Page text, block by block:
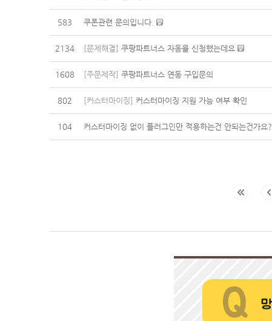
583 쿠폰관련 문의입니다.
2134 [문제해결] 쿠팡파트너스 자동을 신청했는데요
1608 [주문제작] 쿠팡파트너스 연동 구입문의
802 [커스터마이징] 커스터마이징 지원 가능 여부 확인
104 커스터마이징 없이 플러그인만 적용하는건 안되는건가요?